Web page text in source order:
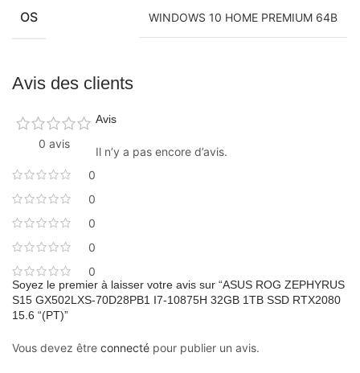
OS WINDOWS 10 HOME PREMIUM 64B
Avis des clients
0 avis
0
0
0
0
0
Avis
Il n’y a pas encore d’avis.
Soyez le premier à laisser votre avis sur “ASUS ROG ZEPHYRUS
S15 GX502LXS-70D28PB1 I7-10875H 32GB 1TB SSD RTX2080
15.6 “(PT)”
Vous devez être connecté pour publier un avis.